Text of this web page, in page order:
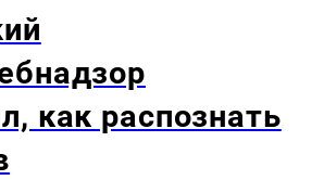
как распознать